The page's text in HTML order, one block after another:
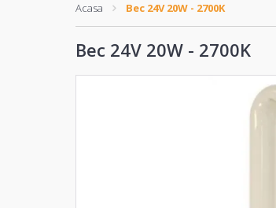
Acasa Bec 24V 20W - 2700K
Bec 24V 20W - 2700K